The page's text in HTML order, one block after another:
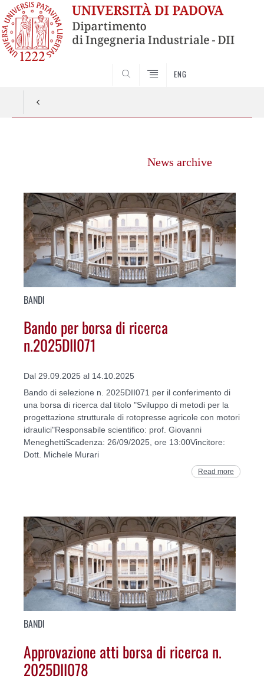
ENG
News archive
BANDI
Bando per borsa di ricerca
n.2025DII071
Dal 29.09.2025 al 14.10.2025
Bando di selezione n. 2025DII071 per il conferimento di
una borsa di ricerca dal titolo "Sviluppo di metodi per la
progettazione strutturale di rotopresse agricole con motori
idraulici"Responsabile scientifico: prof. Giovanni
MeneghettiScadenza: 26/09/2025, ore 13:00Vincitore:
Dott. Michele Murari
Read more
BANDI
Approvazione atti borsa di ricerca n.
2025DII078